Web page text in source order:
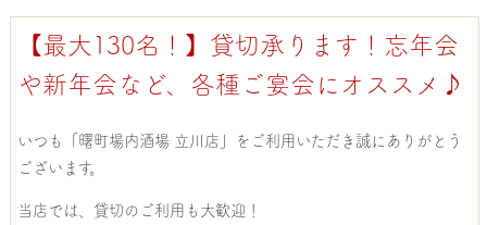
【最大130名！】貸切承ります！忘年会
や新年会など、各種ご宴会にオススメ♪
いつも「曙町場内酒場 立川店」をご利用いただき誠にありがとう
ございます。
当店では、貸切のご利用も大歓迎！